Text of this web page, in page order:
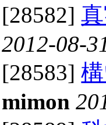
[28582]
2012-08-
[28583]
mimon